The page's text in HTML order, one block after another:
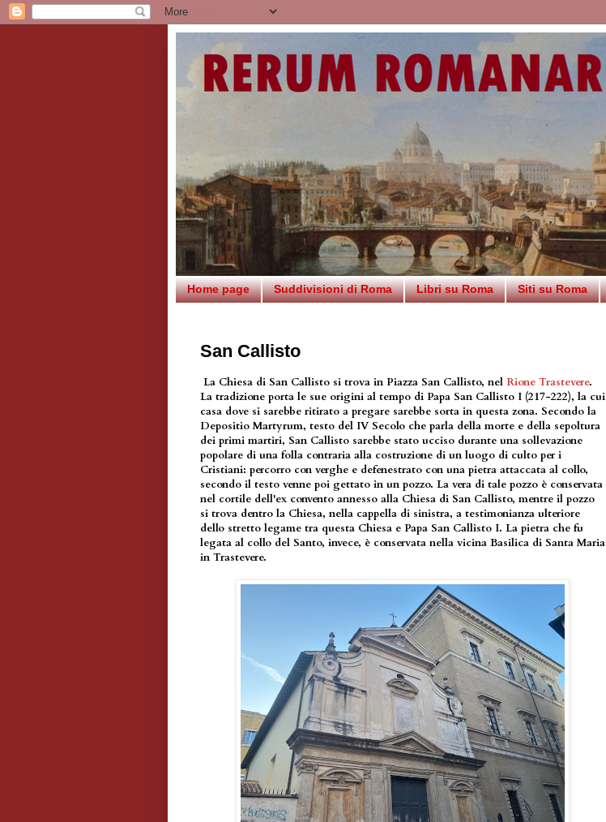
Home page Suddivisioni di Roma Libri su Roma Siti su Roma
San Callisto
La Chiesa di San Callisto si trova in Piazza San Callisto, nel Rione Trastevere.
La tradizione porta le sue origini al tempo di Papa San Callisto I (217-222), la cui
casa dove si sarebbe ritirato a pregare sarebbe sorta in questa zona. Secondo la
Depositio Martyrum, testo del IV Secolo che parla della morte e della sepoltura
dei primi martiri, San Callisto sarebbe stato ucciso durante una sollevazione
popolare di una folla contraria alla costruzione di un luogo di culto per i
Cristiani: percorro con verghe e defenestrato con una pietra attaccata al collo,
secondo il testo venne poi gettato in un pozzo. La vera di tale pozzo è conservata
nel cortile dell'ex convento annesso alla Chiesa di San Callisto, mentre il pozzo
si trova dentro la Chiesa, nella cappella di sinistra, a testimonianza ulteriore
dello stretto legame tra questa Chiesa e Papa San Callisto I. La pietra che fu
legata al collo del Santo, invece, è conservata nella vicina Basilica di Santa Maria
in Trastevere.